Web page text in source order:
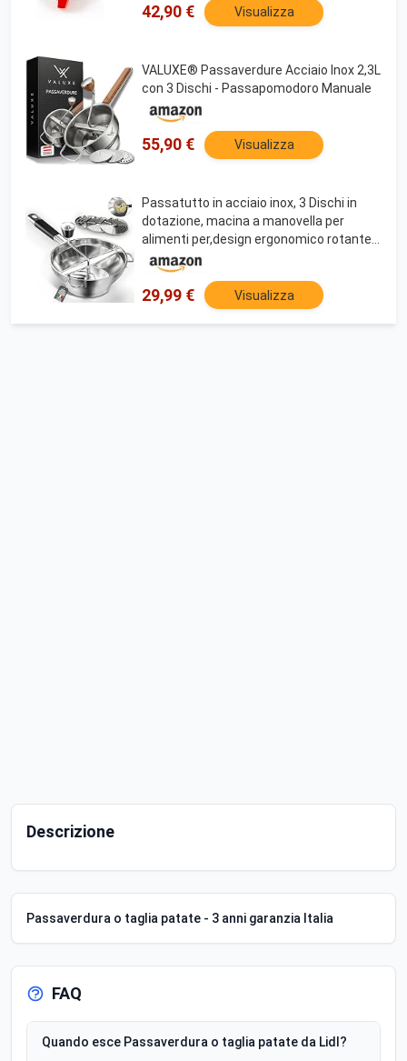
42,90 € Visualizza
VALUXE® Passaverdure Acciaio Inox 2,3L
con 3 Dischi - Passapomodoro Manuale
55,90 € Visualizza
Passatutto in acciaio inox, 3 Dischi in
dotazione, macina a manovella per
alimenti per,design ergonomico rotante
per salsa di pomodoro e purè di patate
(Acciaio inossidabile)
29,99 € Visualizza
Descrizione
Passaverdura o taglia patate - 3 anni garanzia Italia
FAQ
Quando esce Passaverdura o taglia patate da Lidl?